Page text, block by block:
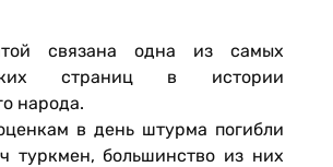
связана одна из самых
страниц в истории
народа.
в день штурма погибли
туркмен, большинство из них